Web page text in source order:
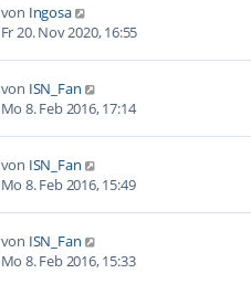
von Ingosa
Fr 20. Nov 2020, 16:55
von ISN_Fan
Mo 8. Feb 2016, 17:14
von ISN_Fan
Mo 8. Feb 2016, 15:49
von ISN_Fan
Mo 8. Feb 2016, 15:33